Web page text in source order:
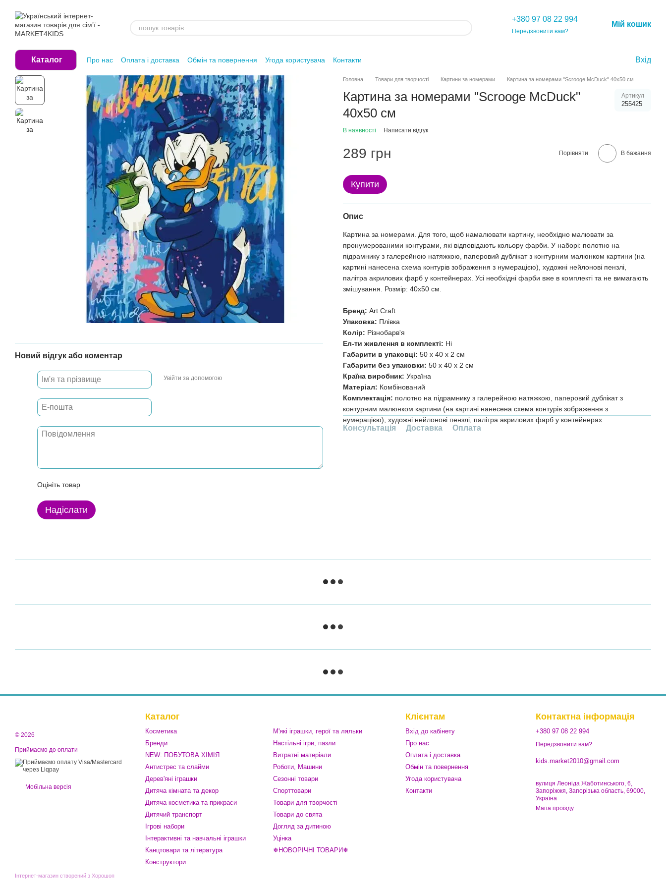
+380 97 08 22 994
Передзвонити вам?
Мій кошик
Каталог Про нас Оплата і доставка Обмін та повернення Угода користувача Контакти Вхід
Новий відгук або коментар
Увійти за допомогою
Оцініть товар
Надіслати
Головна Товари для творчості Картини за номерами Картина за номерами "Scrooge McDuck" 40х50 см
Картина за номерами "Scrooge McDuck"
40х50 см
Артикул
255425
В наявності Написати відгук
289 грн Порівняти В бажання
Купити
Опис
Картина за номерами. Для того, щоб намалювати картину, необхідно малювати за
пронумерованими контурами, які відповідають кольору фарби. У наборі: полотно на
підрамнику з галерейною натяжкою, паперовий дублікат з контурним малюнком картини (на
картині нанесена схема контурів зображення з нумерацією), художні нейлонові пензлі,
палітра акрилових фарб у контейнерах. Усі необхідні фарби вже в комплекті та не вимагають
змішування. Розмір: 40х50 см.
Бренд: Art Craft
Упаковка: Плівка
Колір: Різнобарв'я
Ел-ти живлення в комплекті: Ні
Габарити в упаковці: 50 x 40 x 2 см
Габарити без упаковки: 50 x 40 x 2 см
Країна виробник: Україна
Матеріал: Комбінований
Комплектація: полотно на підрамнику з галерейною натяжкою, паперовий дублікат з
контурним малюнком картини (на картині нанесена схема контурів зображення з
нумерацією), художні нейлонові пензлі, палітра акрилових фарб у контейнерах
Консультація Доставка Оплата
© 2026
Приймаємо до оплати
Мобільна версія
Інтернет-магазин створений з Хорошоп
Каталог
Косметика
Бренди
NEW: ПОБУТОВА ХІМІЯ
Антистрес та слайми
Дерев'яні іграшки
Дитяча кімната та декор
Дитяча косметика та прикраси
Дитячий транспорт
Ігрові набори
Інтерактивні та навчальні іграшки
Канцтовари та література
Конструктори
М'які іграшки, герої та ляльки
Настільні ігри, пазли
Витратні матеріали
Роботи, Машини
Сезонні товари
Спорттовари
Товари для творчості
Товари до свята
Догляд за дитиною
Уцінка
❄НОВОРІЧНІ ТОВАРИ❄
Клієнтам
Вхід до кабінету
Про нас
Оплата і доставка
Обмін та повернення
Угода користувача
Контакти
Контактна інформація
+380 97 08 22 994
Передзвонити вам?
kids.market2010@gmail.com
вулиця Леоніда Жаботинського, 6,
Запоріжжя, Запорізька область, 69000,
Україна
Мапа проїзду